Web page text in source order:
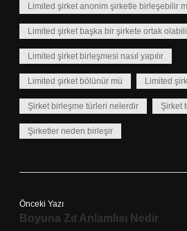
Limited şirket anonim şirketle birleşebilir
Limited şirket başka bir şirkete ortak
Limited şirket birleşmesi nasıl yapılır
Limited şirket bölünür mü Limited
Şirket birleşme türleri nelerdir Şirket
Şirketler neden birleşir
Önceki Yazı
Boyuna Zıt Anlamlısı Nedir